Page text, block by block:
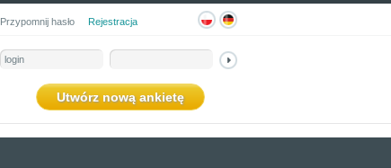
Przypomnij hasło Rejestracja
Utwórz nową ankietę